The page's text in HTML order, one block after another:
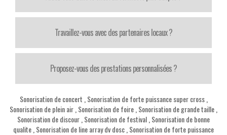
Travaillez-vous avec des partenaires locaux ?
Proposez-vous des prestations personnalisées ?
Sonorisation de concert Sonorisation de forte puissance super cross,
Sonorisation de plein air Sonorisation de foire Sonorisation de grande taille
Sonorisation de discour Sonorisation de festival Sonorisation de bonne
qualite Sonorisation de line array dv dosc Sonorisation de forte puissance